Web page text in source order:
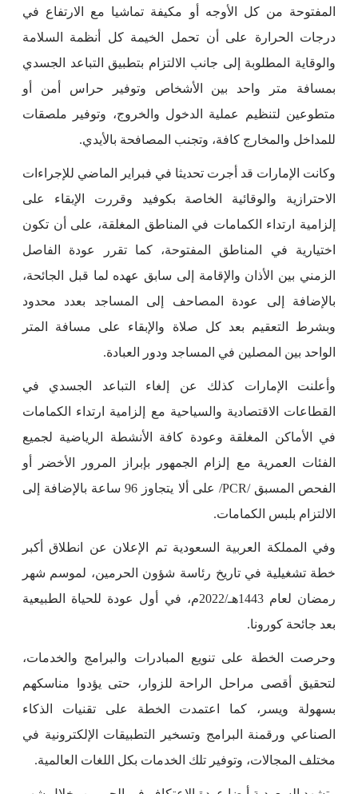
المفتوحة من كل الأوجه أو مكيفة تماشيا مع الارتفاع في
درجات الحرارة على أن تحمل الخيمة كل أنظمة السلامة
والوقاية المطلوبة إلى جانب الالتزام بتطبيق التباعد الجسدي
بمسافة متر واحد بين الأشخاص وتوفير حراس أمن أو
متطوعين لتنظيم عملية الدخول والخروج، وتوفير ملصقات
للمداخل والمخارج كافة، وتجنب المصافحة بالأيدي.
وكانت الإمارات قد أجرت تحديثا في فبراير الماضي للإجراءات
الاحترازية والوقائية الخاصة بكوفيد وقررت الإبقاء على
إلزامية ارتداء الكمامات في المناطق المغلقة، على أن تكون
اختيارية في المناطق المفتوحة، كما تقرر عودة الفاصل
الزمني بين الأذان والإقامة إلى سابق عهده لما قبل الجائحة،
بالإضافة إلى عودة المصاحف إلى المساجد بعدد محدود
وبشرط التعقيم بعد كل صلاة والإبقاء على مسافة المتر
الواحد بين المصلين في المساجد ودور العبادة.
وأعلنت الإمارات كذلك عن إلغاء التباعد الجسدي في
القطاعات الاقتصادية والسياحية مع إلزامية ارتداء الكمامات
في الأماكن المغلقة وعودة كافة الأنشطة الرياضية لجميع
الفئات العمرية مع إلزام الجمهور بإبراز المرور الأخضر أو
الفحص المسبق /PCR/ على ألا يتجاوز 96 ساعة بالإضافة إلى
الالتزام بلبس الكمامات.
وفي المملكة العربية السعودية تم الإعلان عن انطلاق أكبر
خطة تشغيلية في تاريخ رئاسة شؤون الحرمين، لموسم شهر
رمضان لعام 1443هـ/2022م، في أول عودة للحياة الطبيعية
بعد جائحة كورونا.
وحرصت الخطة على تنويع المبادرات والبرامج والخدمات،
لتحقيق أقصى مراحل الراحة للزوار، حتى يؤدوا مناسكهم
بسهولة ويسر، كما اعتمدت الخطة على تقنيات الذكاء
الصناعي ورقمنة البرامج وتسخير التطبيقات الإلكترونية في
مختلف المجالات، وتوفير تلك الخدمات بكل اللغات العالمية.